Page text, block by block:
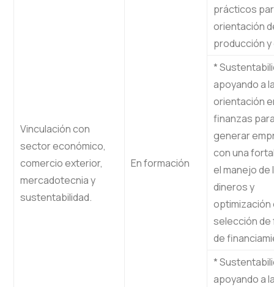
Vinculación con
sector económico,
comercio exterior,
mercadotecnia y
sustentabilidad.
En formación
prácticos
orientación
producción y
*
apoyando a
orientación
finanzas
generar
con una
el manejo de
dineros y
optimización
selección
de
*
apoyando a